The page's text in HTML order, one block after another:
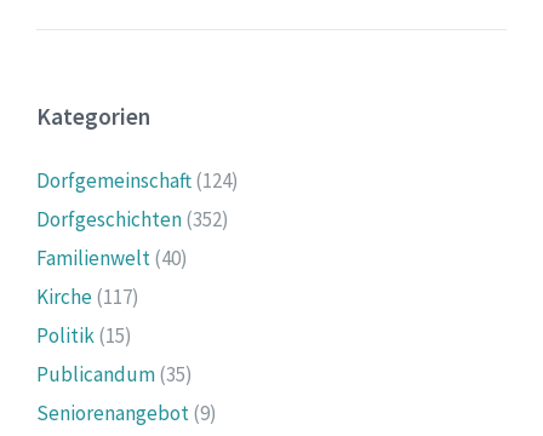
Kategorien
Dorfgemeinschaft(124)
Dorfgeschichten(352)
Familienwelt(40)
Kirche(117)
Politik(15)
Publicandum(35)
Seniorenangebot(9)